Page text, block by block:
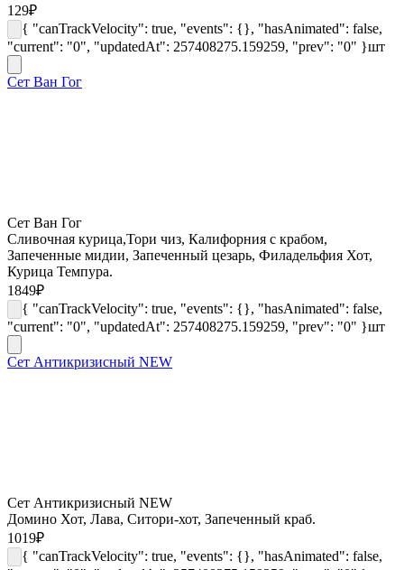
129₽
{ "canTrackVelocity": true, "events": {}, "hasAnimated": false,
"current": "0", "updatedAt": 257408275.159259, "prev": "0" }шт
Сет Ван Гог
Сет Ван Гог
Сливочная курица,Тори чиз, Калифорния с крабом,
Запеченные мидии, Запеченный цезарь, Филадельфия Хот,
Курица Темпура.
1849₽
{ "canTrackVelocity": true, "events": {}, "hasAnimated": false,
"current": "0", "updatedAt": 257408275.159259, "prev": "0" }шт
Сет Антикризисный NEW
Сет Антикризисный NEW
Домино Хот, Лава, Ситори-хот, Запеченный краб.
1019₽
{ "canTrackVelocity": true, "events": {}, "hasAnimated": false,